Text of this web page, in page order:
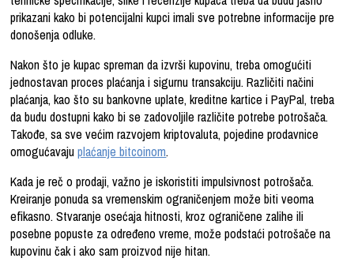
prikazani kako bi potencijalni kupci imali sve potrebne informacije pre
donošenja odluke.
Nakon što je kupac spreman da izvrši kupovinu, treba omogućiti
jednostavan proces plaćanja i sigurnu transakciju. Različiti načini
plaćanja, kao što su bankovne uplate, kreditne kartice i PayPal, treba
da budu dostupni kako bi se zadovoljile različite potrebe potrošača.
Takođe, sa sve većim razvojem kriptovaluta, pojedine prodavnice
omogućavajuplaćanje bitcoinom.
Kada je reč o prodaji, važno je iskoristiti impulsivnost potrošača.
Kreiranje ponuda sa vremenskim ograničenjem može biti veoma
efikasno. Stvaranje osećaja hitnosti, kroz ograničene zalihe ili
posebne popuste za određeno vreme, može podstaći potrošače na
kupovinu čak i ako sam proizvod nije hitan.